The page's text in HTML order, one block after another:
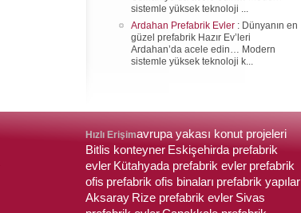
sistemle yüksek teknoloji ...
Ardahan Prefabrik Evler : Dünyanın en
güzel prefabrik Hazır Ev’leri
Ardahan’da acele edin… Modern
sistemle yüksek teknoloji k...
Hızlı Erişimavrupa yakası konut projeleri
Bitlis konteyner Eskişehirda prefabrik
evler Kütahyada prefabrik evler prefabrik
ofis prefabrik ofis binaları prefabrik yapılar
Aksaray Rize prefabrik evler Sivas